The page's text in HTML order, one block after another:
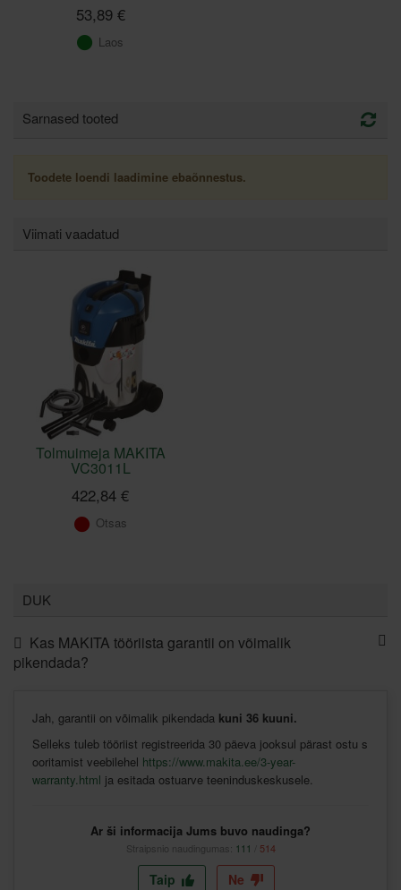
53,89 €
Laos
Sarnased tooted
Toodete loendi laadimine ebaõnnestus.
Viimati vaadatud
Tolmuimeja MAKITA
VC3011L
422,84 €
Otsas
DUK
Kas MAKITA tööriista garantii on võimalik
pikendada?
Jah, garantii on võimalik pikendada kuni 36 kuuni.
Selleks tuleb tööriist registreerida 30 päeva jooksul pärast ostu s
ooritamist veebilehel https://www.makita.ee/3-year-
warranty.html ja esitada ostuarve teeninduskeskusele.
Ar ši informacija Jums buvo naudinga?
Straipsnio naudingumas: 111 514
Taip Ne